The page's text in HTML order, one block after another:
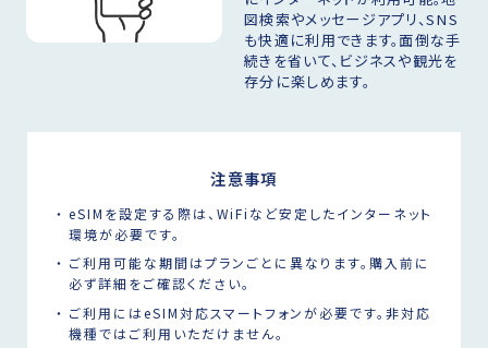
図検索やメッセージアプリ、SNS
も快適に利用できます。面倒な手
続きを省いて、ビジネスや観光を
存分に楽しめます。
注意事項
eSIMを設定する際は、WiFiなど安定したインターネット
環境が必要です。
ご利用可能な期間はプランごとに異なります。購入前に
必ず詳細をご確認ください。
ご利用にはeSIM対応スマートフォンが必要です。非対応
機種ではご利用いただけません。